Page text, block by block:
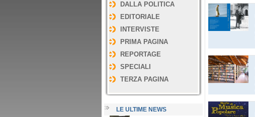
DALLA POLITICA
EDITORIALE
INTERVISTE
PRIMA PAGINA
REPORTAGE
SPECIALI
TERZA PAGINA
LE ULTIME NEWS